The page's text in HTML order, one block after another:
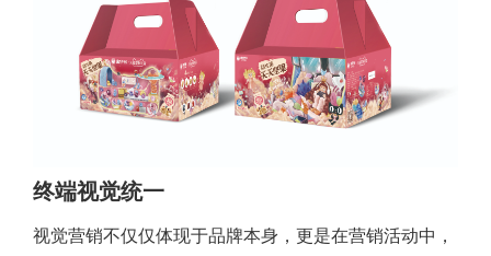
终端视觉统一
视觉营销不仅仅体现于品牌本身，更是在营销活动中，